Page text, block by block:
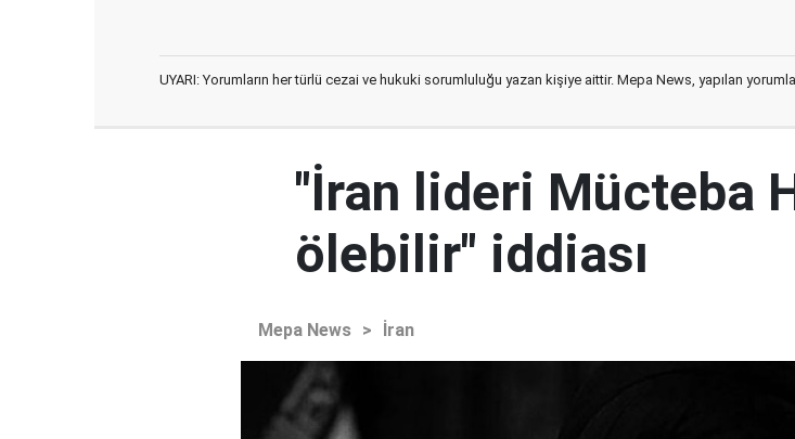
UYARI: Yorumların her türlü cezai ve hukuki sorumluluğu yazan kişiye aittir. Mepa News, yapılan
"İran lideri Mücteba
ölebilir" iddiası
Mepa News > İran